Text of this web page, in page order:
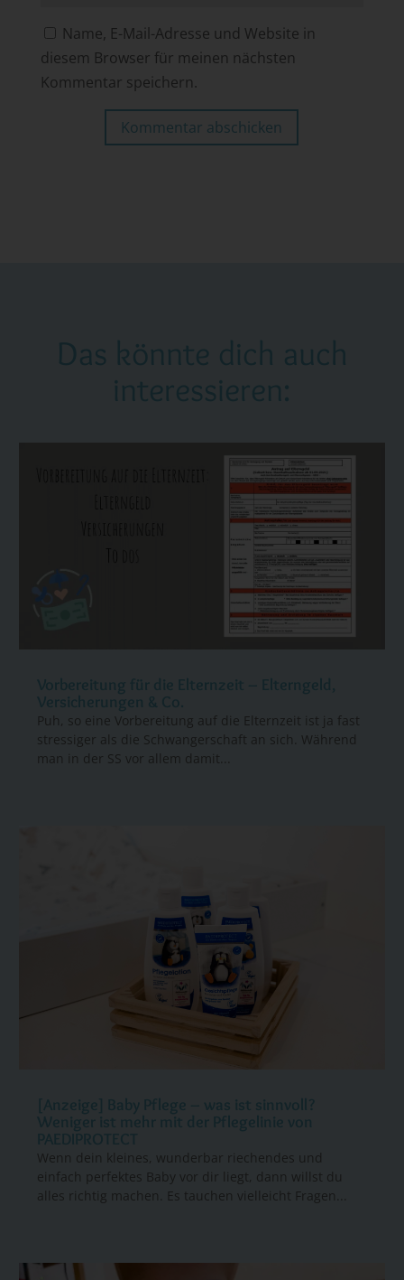
Name, E-Mail-Adresse und Website in
diesem Browser für meinen nächsten
Kommentar speichern.
Kommentar abschicken
Das könnte dich auch
interessieren:
Vorbereitung für die Elternzeit – Elterngeld,
Versicherungen & Co.
Puh, so eine Vorbereitung auf die Elternzeit ist ja fast
stressiger als die Schwangerschaft an sich. Während
man in der SS vor allem damit...
[Anzeige] Baby Pflege – was ist sinnvoll?
Weniger ist mehr mit der Pflegelinie von
PAEDIPROTECT
Wenn dein kleines, wunderbar riechendes und
einfach perfektes Baby vor dir liegt, dann willst du
alles richtig machen. Es tauchen vielleicht Fragen...